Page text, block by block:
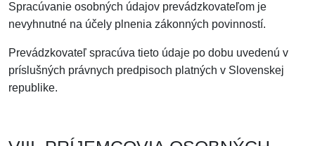
Spracúvanie osobných údajov prevádzkovateľom je
nevyhnutné na účely plnenia zákonných povinností.
Prevádzkovateľ spracúva tieto údaje po dobu uvedenú v
príslušných právnych predpisoch platných v Slovenskej
republike.